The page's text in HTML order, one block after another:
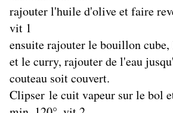
rajouter l'huile d'olive et faire
vit 1
ensuite rajouter le bouillon
et le curry, rajouter de l'eau
couteau soit couvert.
Clipser le cuit vapeur sur le bol